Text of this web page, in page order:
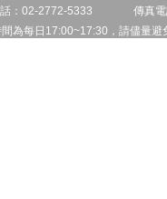
話：02-2772-5333 傳真
為每日17:00~17:30，請儘量